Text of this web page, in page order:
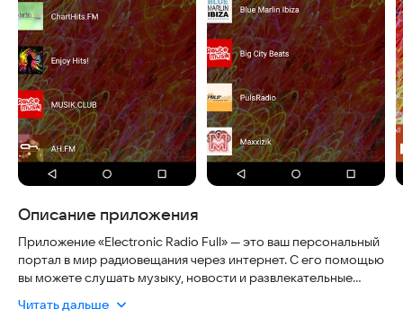
Описание приложения
Приложение «Electronic Radio Full» — это ваш персональный
портал в мир радиовещания через интернет. С его помощью
вы можете слушать музыку, новости и развлекательные
Читать дальше